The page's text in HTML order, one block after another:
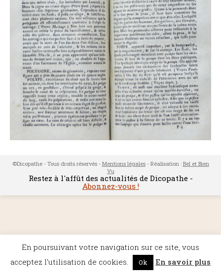
©Dicopathe - Tous droits réservés - Mentions légales- Réalisation : Bel et Bien
Vu
Restez à l'affût des actualités de Dicopathe -
Abonnez-vous !
En poursuivant votre navigation sur ce site, vous
acceptez l'utilisation de cookies.
Ok En savoir plus